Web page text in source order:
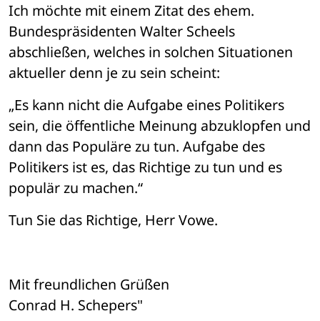
Ich möchte mit einem Zitat des ehem.
Bundespräsidenten Walter Scheels
abschließen, welches in solchen Situationen
aktueller denn je zu sein scheint:
„Es kann nicht die Aufgabe eines Politikers
sein, die öffentliche Meinung abzuklopfen und
dann das Populäre zu tun. Aufgabe des
Politikers ist es, das Richtige zu tun und es
populär zu machen.“
Tun Sie das Richtige, Herr Vowe.
Mit freundlichen Grüßen
Conrad H. Schepers"